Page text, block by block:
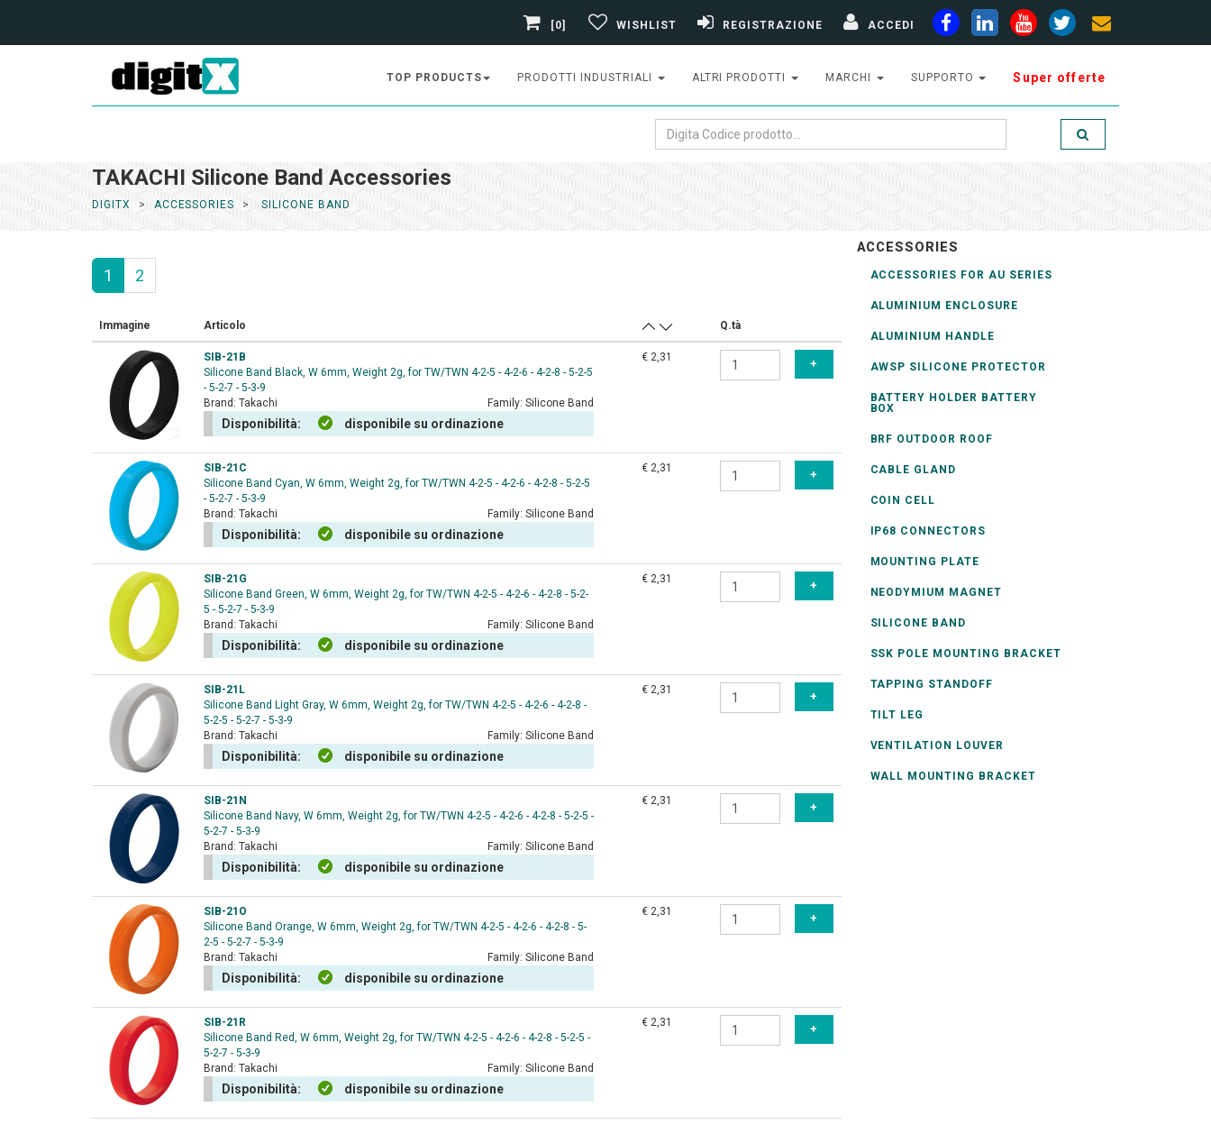
[0] WISHLIST REGISTRAZIONE ACCEDI
TOP PRODUCTS PRODOTTI INDUSTRIALI ALTRI PRODOTTI MARCHI SUPPORTO Super offerte
TAKACHI Silicone Band Accessories
DIGITX ACCESSORIES SILICONE BAND
1 2
Immagine Articolo Q.tà
SIB-21B
Silicone Band Black, W 6mm, Weight 2g, for TW/TWN 4-2-5 - 4-2-6 - 4-2-8 - 5-2-5
- 5-2-7 - 5-3-9
Brand: Takachi Family: Silicone Band
Disponibilità: disponibile su ordinazione
€ 2,31
SIB-21C
Silicone Band Cyan, W 6mm, Weight 2g, for TW/TWN 4-2-5 - 4-2-6 - 4-2-8 - 5-2-5
- 5-2-7 - 5-3-9
Brand: Takachi Family: Silicone Band
Disponibilità: disponibile su ordinazione
€ 2,31
SIB-21G
Silicone Band Green, W 6mm, Weight 2g, for TW/TWN 4-2-5 - 4-2-6 - 4-2-8 - 5-2-
5 - 5-2-7 - 5-3-9
Brand: Takachi Family: Silicone Band
Disponibilità: disponibile su ordinazione
€ 2,31
SIB-21L
Silicone Band Light Gray, W 6mm, Weight 2g, for TW/TWN 4-2-5 - 4-2-6 - 4-2-8 -
5-2-5 - 5-2-7 - 5-3-9
Brand: Takachi Family: Silicone Band
Disponibilità: disponibile su ordinazione
€ 2,31
SIB-21N
Silicone Band Navy, W 6mm, Weight 2g, for TW/TWN 4-2-5 - 4-2-6 - 4-2-8 - 5-2-5 -
5-2-7 - 5-3-9
Brand: Takachi Family: Silicone Band
Disponibilità: disponibile su ordinazione
€ 2,31
SIB-21O
Silicone Band Orange, W 6mm, Weight 2g, for TW/TWN 4-2-5 - 4-2-6 - 4-2-8 - 5-
2-5 - 5-2-7 - 5-3-9
Brand: Takachi Family: Silicone Band
Disponibilità: disponibile su ordinazione
€ 2,31
SIB-21R
Silicone Band Red, W 6mm, Weight 2g, for TW/TWN 4-2-5 - 4-2-6 - 4-2-8 - 5-2-5 -
5-2-7 - 5-3-9
Brand: Takachi Family: Silicone Band
Disponibilità: disponibile su ordinazione
€ 2,31
ACCESSORIES
ACCESSORIES FOR AU SERIES
ALUMINIUM ENCLOSURE
ALUMINIUM HANDLE
AWSP SILICONE PROTECTOR
BATTERY HOLDER BATTERY
BOX
BRF OUTDOOR ROOF
CABLE GLAND
COIN CELL
IP68 CONNECTORS
MOUNTING PLATE
NEODYMIUM MAGNET
SILICONE BAND
SSK POLE MOUNTING BRACKET
TAPPING STANDOFF
TILT LEG
VENTILATION LOUVER
WALL MOUNTING BRACKET